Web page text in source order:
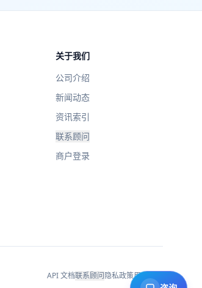
关于我们
公司介绍
新闻动态
资讯索引
联系顾问
商户登录
API 文档联系顾问隐私政策用户协议